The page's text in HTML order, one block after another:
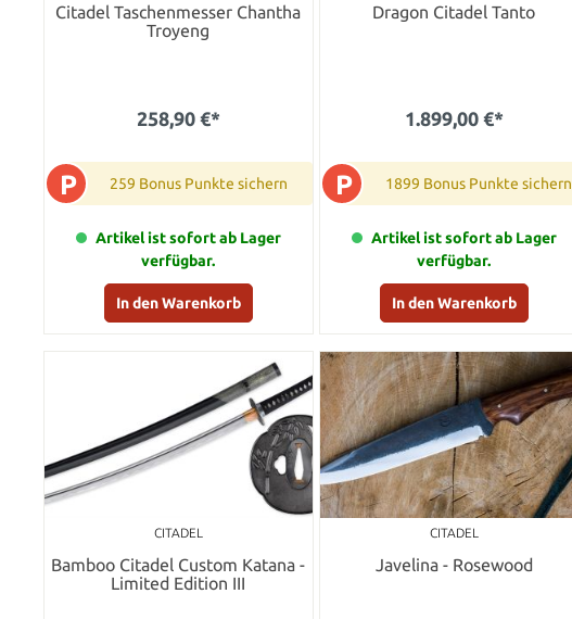
Citadel Taschenmesser Chantha
Troyeng
258,90 €*
P 259 Bonus Punkte sichern
Artikel ist sofort ab Lager
verfügbar.
In den Warenkorb
Dragon Citadel Tanto
1.899,00 €*
P 1899 Bonus Punkte sichern
Artikel ist sofort ab Lager
verfügbar.
In den Warenkorb
CITADEL
Bamboo Citadel Custom Katana -
Limited Edition III
CITADEL
Javelina - Rosewood